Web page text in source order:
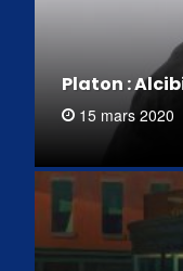
Platon :
15 mars 2020